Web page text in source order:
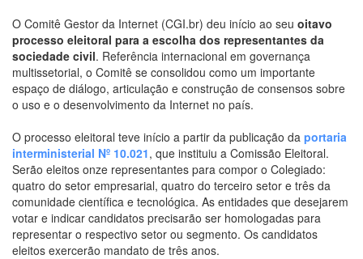
O Comitê Gestor da Internet (CGI.br) deu início ao seu oitavo
processo eleitoral para a escolha dos representantes da
sociedade civil. Referência internacional em governança
multissetorial, o Comitê se consolidou como um importante
espaço de diálogo, articulação e construção de consensos sobre
o uso e o desenvolvimento da Internet no país.
O processo eleitoral teve início a partir da publicação da portaria
interministerial Nº 10.021, que instituiu a Comissão Eleitoral.
Serão eleitos onze representantes para compor o Colegiado:
quatro do setor empresarial, quatro do terceiro setor e três da
comunidade científica e tecnológica. As entidades que desejarem
votar e indicar candidatos precisarão ser homologadas para
representar o respectivo setor ou segmento. Os candidatos
eleitos exercerão mandato de três anos.